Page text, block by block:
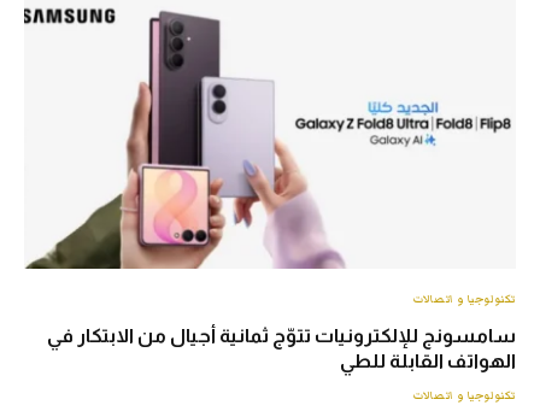
تكنولوجيا و اتصالات
سامسونج للإلكترونيات تتوّج ثمانية أجيال من الابتكار في
الهواتف القابلة للطي
تكنولوجيا و اتصالات